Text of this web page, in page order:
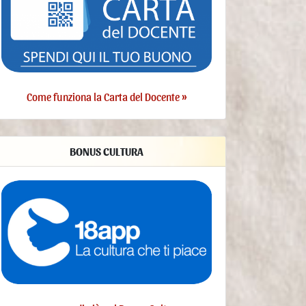
Al termine del periodo di conservazione i Dati Personali
saranno cancellati. Pertanto, allo spirare di tale termine il
alla portabilità dei Dati non potranno più essere esercitati.
I Dati dell’Utente sono raccolti per consentire al Titolare di
diritti ed interessi (o quelli di Utenti o di terze parti),
individuare eventuali attività dolose o fraudolente, nonché
Visualizzazione di contenuti da piattaforme esterne.
- Diritti dell’Utente
Gli Utenti possono esercitare determinati diritti con
riferimento ai Dati trattati dal Titolare.
In particolare, l’Utente ha il diritto di:
Come funziona la Carta del Docente »
BONUS CULTURA